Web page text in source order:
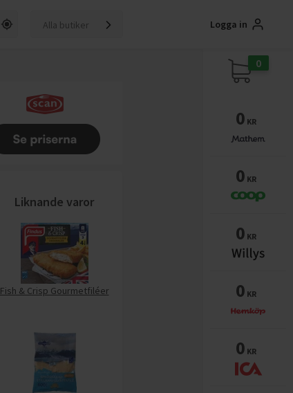
Alla butiker Logga in
Liknande varor
Fish & Crisp Gourmetfiléer
0
0 KR
0 KR
0 KR
0 KR
0 KR